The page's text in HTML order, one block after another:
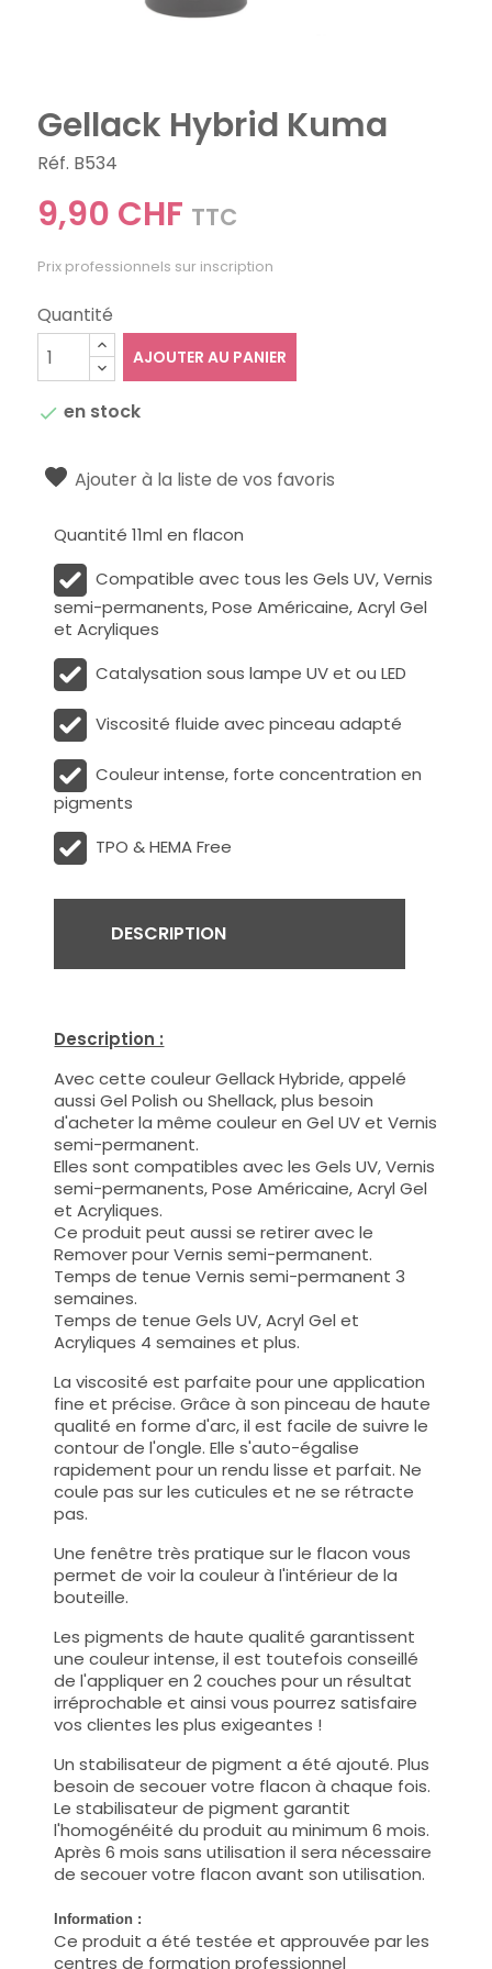
Gellack Hybrid Kuma
Réf. B534
9,90 CHF TTC
Prix professionnels sur inscription
Quantité
AJOUTER AU PANIER
 en stock
Ajouter à la liste de vos favoris
Quantité 11ml en flacon
Compatible avec tous les Gels UV, Vernis
semi-permanents, Pose Américaine, Acryl Gel
et Acryliques
Catalysation sous lampe UV et ou LED
Viscosité fluide avec pinceau adapté
Couleur intense, forte concentration en
pigments
TPO & HEMA Free
DESCRIPTION
Description :
Avec cette couleur Gellack Hybride, appelé
aussi Gel Polish ou Shellack, plus besoin
d'acheter la même couleur en Gel UV et Vernis
semi-permanent.
Elles sont compatibles avec les Gels UV, Vernis
semi-permanents, Pose Américaine, Acryl Gel
et Acryliques.
Ce produit peut aussi se retirer avec le
Remover pour Vernis semi-permanent.
Temps de tenue Vernis semi-permanent 3
semaines.
Temps de tenue Gels UV, Acryl Gel et
Acryliques 4 semaines et plus.
La viscosité est parfaite pour une application
fine et précise. Grâce à son pinceau de haute
qualité en forme d'arc, il est facile de suivre le
contour de l'ongle. Elle s'auto-égalise
rapidement pour un rendu lisse et parfait. Ne
coule pas sur les cuticules et ne se rétracte
pas.
Une fenêtre très pratique sur le flacon vous
permet de voir la couleur à l'intérieur de la
bouteille.
Les pigments de haute qualité garantissent
une couleur intense, il est toutefois conseillé
de l'appliquer en 2 couches pour un résultat
irréprochable et ainsi vous pourrez satisfaire
vos clientes les plus exigeantes !
Un stabilisateur de pigment a été ajouté. Plus
besoin de secouer votre flacon à chaque fois.
Le stabilisateur de pigment garantit
l'homogénéité du produit au minimum 6 mois.
Après 6 mois sans utilisation il sera nécessaire
de secouer votre flacon avant son utilisation.
Information :
Ce produit a été testée et approuvée par les
centres de formation professionnel